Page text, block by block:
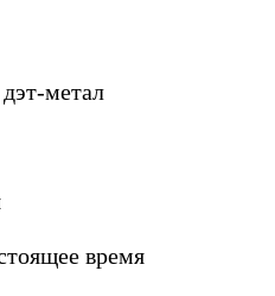
метал
время